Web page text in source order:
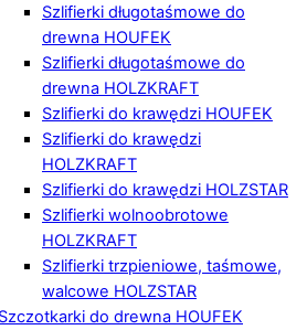
Szlifierki długotaśmowe do
drewna HOUFEK
Szlifierki długotaśmowe do
drewna HOLZKRAFT
Szlifierki do krawędzi HOUFEK
Szlifierki do krawędzi
HOLZKRAFT
Szlifierki do krawędzi HOLZSTAR
Szlifierki wolnoobrotowe
HOLZKRAFT
Szlifierki trzpieniowe, taśmowe,
walcowe HOLZSTAR
Szczotkarki do drewna HOUFEK